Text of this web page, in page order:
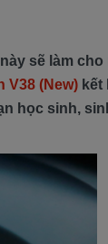
sẽ làm cho
V38 (New) kết
học sinh,